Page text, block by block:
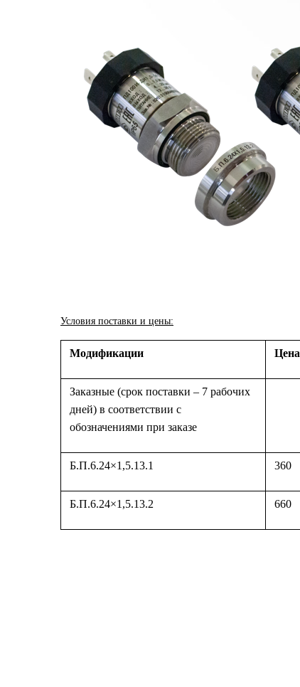
Условия поставки и цены:
Модификации
Заказные (срок поставки – 7 рабочих
дней) в соответствии с
обозначениями при заказе
Б.П.6.24×1,5.13.1 360
Б.П.6.24×1,5.13.2 660